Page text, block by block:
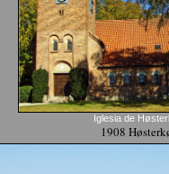
Iglesia de
1908